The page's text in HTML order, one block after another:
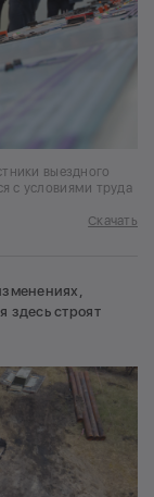
выездного
с условиями труда
Скачать
здесь строят